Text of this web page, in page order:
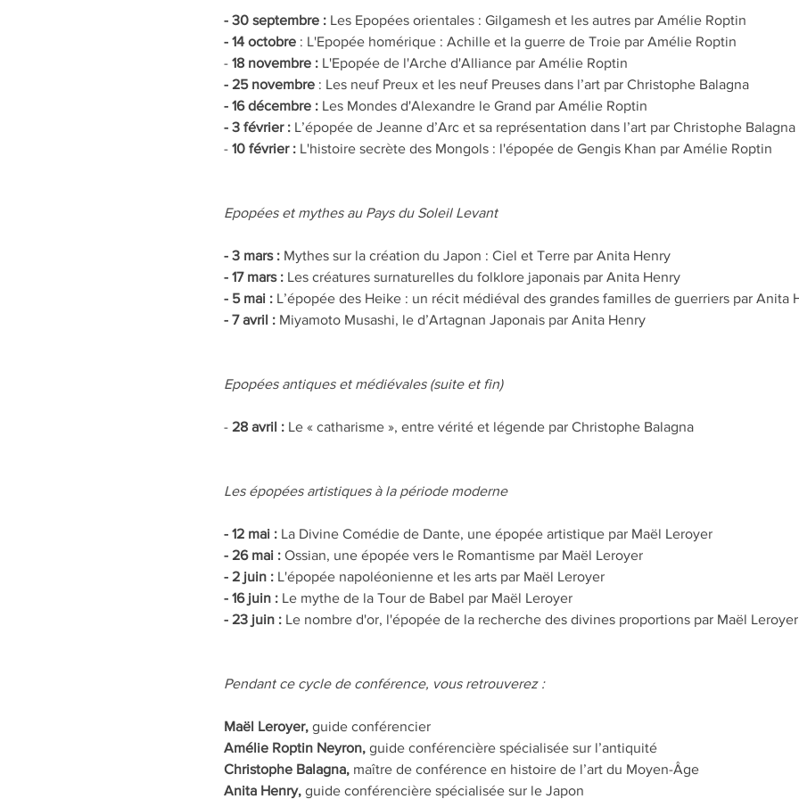
- 30 septembre : Les Epopées orientales : Gilgamesh et les autres par Amélie Roptin
- 14 octobre : L'Epopée homérique : Achille et la guerre de Troie par Amélie Roptin
- 18 novembre : L'Epopée de l'Arche d'Alliance par Amélie Roptin
- 25 novembre : Les neuf Preux et les neuf Preuses dans l’art par Christophe Balagna
- 16 décembre : Les Mondes d'Alexandre le Grand par Amélie Roptin
- 3 février : L’épopée de Jeanne d’Arc et sa représentation dans l’art par Christophe Balagna
- 10 février : L'histoire secrète des Mongols : l'épopée de Gengis Khan par Amélie Roptin
Epopées et mythes au Pays du Soleil Levant
- 3 mars : Mythes sur la création du Japon : Ciel et Terre par Anita Henry
- 17 mars : Les créatures surnaturelles du folklore japonais par Anita Henry
- 5 mai : L’épopée des Heike : un récit médiéval des grandes familles de guerriers par Anita
- 7 avril : Miyamoto Musashi, le d’Artagnan Japonais par Anita Henry
Epopées antiques et médiévales (suite et fin)
- 28 avril : Le « catharisme », entre vérité et légende par Christophe Balagna
Les épopées artistiques à la période moderne
- 12 mai : La Divine Comédie de Dante, une épopée artistique par Maël Leroyer
- 26 mai : Ossian, une épopée vers le Romantisme par Maël Leroyer
- 2 juin : L'épopée napoléonienne et les arts par Maël Leroyer
- 16 juin : Le mythe de la Tour de Babel par Maël Leroyer
- 23 juin : Le nombre d'or, l'épopée de la recherche des divines proportions par Maël Leroyer
Pendant ce cycle de conférence, vous retrouverez :
Maël Leroyer, guide conférencier
Amélie Roptin Neyron, guide conférencière spécialisée sur l’antiquité
Christophe Balagna, maître de conférence en histoire de l’art du Moyen-Âge
Anita Henry, guide conférencière spécialisée sur le Japon